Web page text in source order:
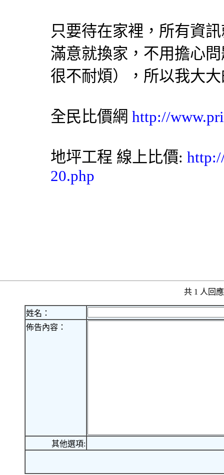
只要待在家裡，所有資
滿意就換家，不用擔心
很不耐煩），所以我大
全民比價網 http://
地坪工程 線上比價:
20.php
共 1 人回
姓名：
佈告內容：
其他選項: